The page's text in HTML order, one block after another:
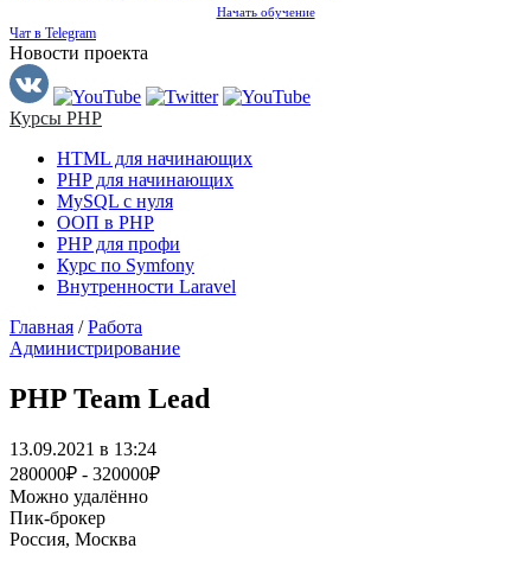
Начать обучение
Чат в Telegram
Новости проекта
Курсы PHP
HTML для начинающих
PHP для начинающих
MySQL с нуля
ООП в PHP
PHP для профи
Курс по Symfony
Внутренности Laravel
Главная / Работа
Администрирование
PHP Team Lead
13.09.2021 в 13:24
280000₽ - 320000₽
Можно удалённо
Пик-брокер
Россия, Москва